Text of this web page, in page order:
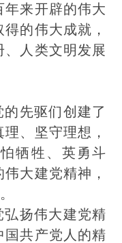
年来开辟的伟大
的伟大成就，
人类文明发展
的先驱们创建了
、坚守理想，
牺牲、英勇斗
大建党精神，
扬伟大建党精
国共产党人的精